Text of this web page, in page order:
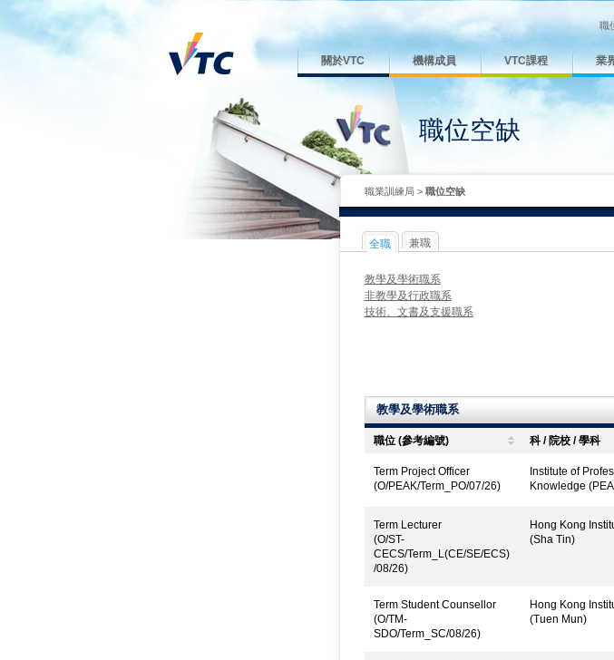
職
關於VTC 機構成員 VTC課程 業
職位空缺
職業訓練局 > 職位空缺
全職 兼職
教學及學術職系
非教學及行政職系
技術、文書及支援職系
教學及學術職系
職位 (參考編號) 科 / 院校 / 學科
Term Project Officer
(O/PEAK/Term_PO/07/26)
Institute of
Knowledge
Term Lecturer
(O/ST-
CECS/Term_L(CE/SE/ECS)
/08/26)
Hong Kong
(Sha Tin)
Term Student Counsellor
(O/TM-
SDO/Term_SC/08/26)
Hong Kong
(Tuen Mun)